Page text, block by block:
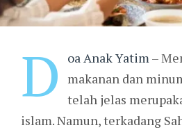
D oa Anak Yatim–
makanan dan
telah jelas
islam. Namun, terkadang